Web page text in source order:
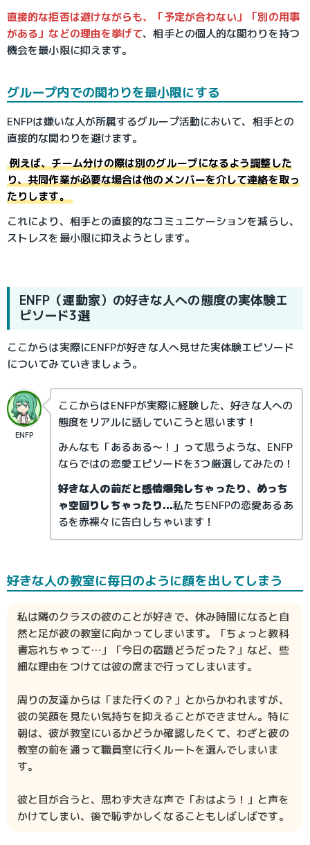
直接的な拒否は避けながらも、「予定が合わない」「別の用事
がある」などの理由を挙げて、相手との個人的な関わりを持つ
機会を最小限に抑えます。
グループ内での関わりを最小限にする
ENFPは嫌いな人が所属するグループ活動において、相手との
直接的な関わりを避けます。
例えば、チーム分けの際は別のグループになるよう調整した
り、共同作業が必要な場合は他のメンバーを介して連絡を取っ
たりします。
これにより、相手との直接的なコミュニケーションを減らし、
ストレスを最小限に抑えようとします。
ENFP（運動家）の好きな人への態度の実体験エ
ピソード3選
ここからは実際にENFPが好きな人へ見せた実体験エピソード
についてみていきましょう。
ENFP
ここからはENFPが実際に経験した、好きな人への
態度をリアルに話していこうと思います！
みんなも「あるある～！」って思うような、ENFP
ならではの恋愛エピソードを3つ厳選してみたの！
好きな人の前だと感情爆発しちゃったり、めっち
ゃ空回りしちゃったり...私たちENFPの恋愛あるあ
るを赤裸々に告白しちゃいます！
好きな人の教室に毎日のように顔を出してしまう
私は隣のクラスの彼のことが好きで、休み時間になると自
然と足が彼の教室に向かってしまいます。「ちょっと教科
書忘れちゃって…」「今日の宿題どうだった？」など、些
細な理由をつけては彼の席まで行ってしまいます。
周りの友達からは「また行くの？」とからかわれますが、
彼の笑顔を見たい気持ちを抑えることができません。特に
朝は、彼が教室にいるかどうか確認したくて、わざと彼の
教室の前を通って職員室に行くルートを選んでしまいま
す。
彼と目が合うと、思わず大きな声で「おはよう！」と声を
かけてしまい、後で恥ずかしくなることもしばしばです。